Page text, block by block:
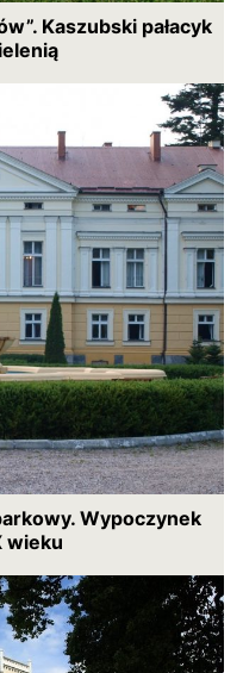
Kaszubski pałacyk
Wypoczynek
wieku